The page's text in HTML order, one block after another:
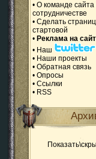
• О команде сайта
сотрудничестве
• Сделать
стартовой
• Реклама на
• Наш
• Наши проекты
• Обратная связь
• Опросы
• Ссылки
• RSS